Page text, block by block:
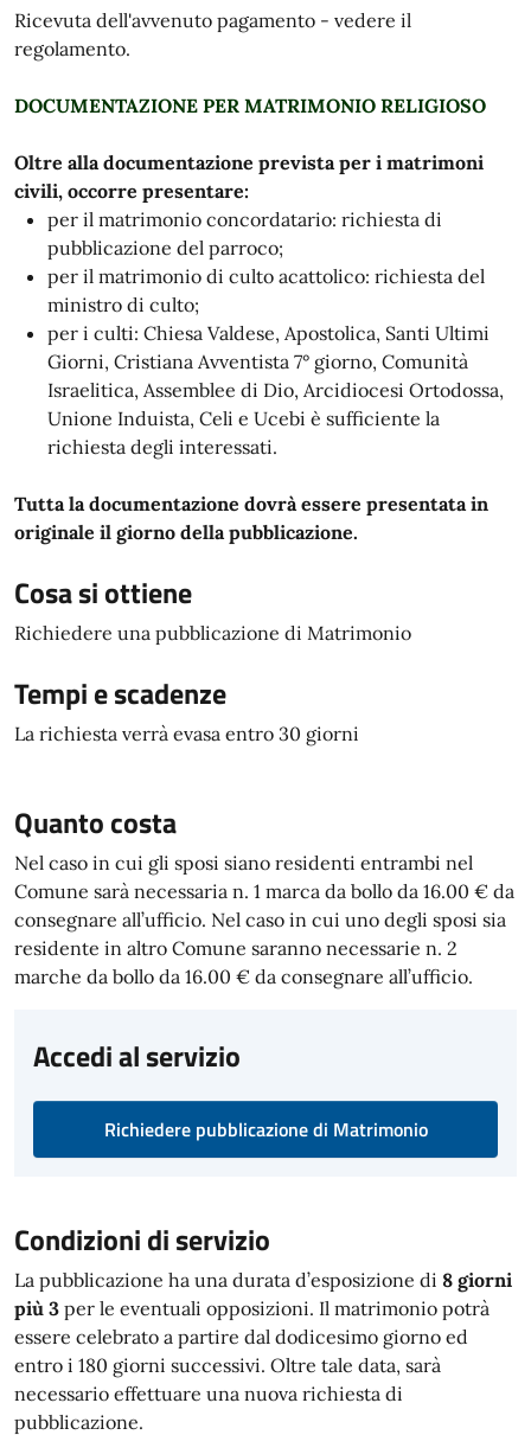
Ricevuta dell'avvenuto pagamento - vedere il
regolamento.
DOCUMENTAZIONE PER MATRIMONIO RELIGIOSO
Oltre alla documentazione prevista per i matrimoni
civili, occorre presentare:
per il matrimonio concordatario: richiesta di
pubblicazione del parroco;
per il matrimonio di culto acattolico: richiesta del
ministro di culto;
per i culti: Chiesa Valdese, Apostolica, Santi Ultimi
Giorni, Cristiana Avventista 7° giorno, Comunità
Israelitica, Assemblee di Dio, Arcidiocesi Ortodossa,
Unione Induista, Celi e Ucebi è sufficiente la
richiesta degli interessati.
Tutta la documentazione dovrà essere presentata in
originale il giorno della pubblicazione.
Cosa si ottiene
Richiedere una pubblicazione di Matrimonio
Tempi e scadenze
La richiesta verrà evasa entro 30 giorni
Quanto costa
Nel caso in cui gli sposi siano residenti entrambi nel
Comune sarà necessaria n. 1 marca da bollo da 16.00 € da
consegnare all’ufficio. Nel caso in cui uno degli sposi sia
residente in altro Comune saranno necessarie n. 2
marche da bollo da 16.00 € da consegnare all’ufficio.
Accedi al servizio
Richiedere pubblicazione di Matrimonio
Condizioni di servizio
La pubblicazione ha una durata d’esposizione di 8 giorni
più 3 per le eventuali opposizioni. Il matrimonio potrà
essere celebrato a partire dal dodicesimo giorno ed
entro i 180 giorni successivi. Oltre tale data, sarà
necessario effettuare una nuova richiesta di
pubblicazione.